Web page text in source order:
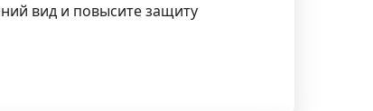
вид и повысите защиту